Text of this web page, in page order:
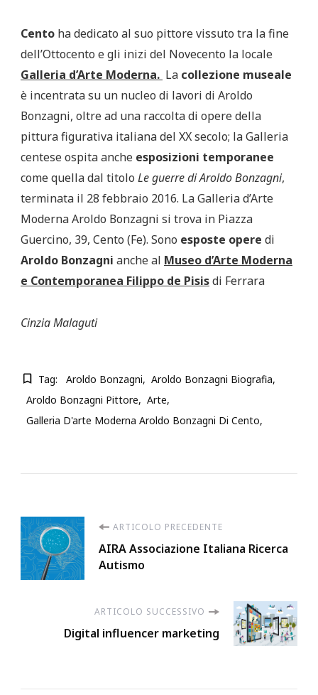
Cento ha dedicato al suo pittore vissuto tra la fine
dell’Ottocento e gli inizi del Novecento la locale
Galleria d’Arte Moderna. La collezione museale
è incentrata su un nucleo di lavori di Aroldo
Bonzagni, oltre ad una raccolta di opere della
pittura figurativa italiana del XX secolo; la Galleria
centese ospita anche esposizioni temporanee
come quella dal titolo Le guerre di Aroldo Bonzagni,
terminata il 28 febbraio 2016. La Galleria d’Arte
Moderna Aroldo Bonzagni si trova in Piazza
Guercino, 39, Cento (Fe). Sono esposte opere di
Aroldo Bonzagni anche al Museo d’Arte Moderna
e Contemporanea Filippo de Pisisdi Ferrara
Cinzia Malaguti
Tag: Aroldo Bonzagni
Aroldo Bonzagni Biografia
Aroldo Bonzagni Pittore
Arte
Galleria D'arte Moderna Aroldo Bonzagni Di Cento
Navigazione
articoli
ARTICOLO PRECEDENTE
AIRA Associazione Italiana Ricerca
Autismo
ARTICOLO SUCCESSIVO
Digital influencer marketing